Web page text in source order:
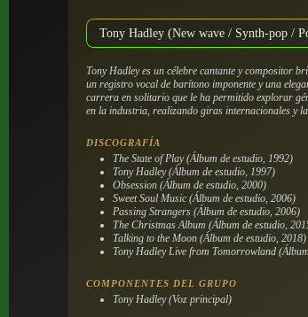
Tony Hadley (New wave / Synth-pop /
Tony Hadley es un célebre cantante y compositor
un registro vocal de barítono imponente y una
carrera en solitario que le ha permitido explorar
en la industria, realizando giras internacionales y
DISCOGRAFÍA
The State of Play(Álbum de estudio, 1992)
Tony Hadley(Álbum de estudio, 1997)
Obsession (Álbum de estudio, 2000)
Sweet Soul Music (Álbum de estudio, 2006)
Passing Strangers (Álbum de estudio, 2006)
The Christmas Album (Álbum de estudio,
Talking to the Moon (Álbum de estudio, 2018)
Tony Hadley Live from Tomorrowland
COMPONENTES DEL GRUPO
Tony Hadley (Voz principal)